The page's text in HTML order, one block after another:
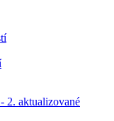
2. aktualizované